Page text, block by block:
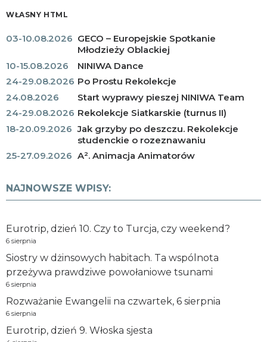
WŁASNY HTML
03-10.08.2026 GECO – Europejskie Spotkanie
Młodzieży Oblackiej
10-15.08.2026
NINIWA Dance
24-29.08.2026 Po Prostu Rekolekcje
24.08.2026
Start wyprawy pieszej NINIWA Team
24-29.08.2026 Rekolekcje Siatkarskie (turnus II)
18-20.09.2026 Jak grzyby po deszczu. Rekolekcje
studenckie o rozeznawaniu
25-27.09.2026 A². Animacja Animatorów
NAJNOWSZE WPISY:
Eurotrip, dzień 10. Czy to Turcja, czy weekend?
6 sierpnia
Siostry w dżinsowych habitach. Ta wspólnota
przeżywa prawdziwe powołaniowe tsunami
6 sierpnia
Rozważanie Ewangelii na czwartek, 6 sierpnia
6 sierpnia
Eurotrip, dzień 9. Włoska sjesta